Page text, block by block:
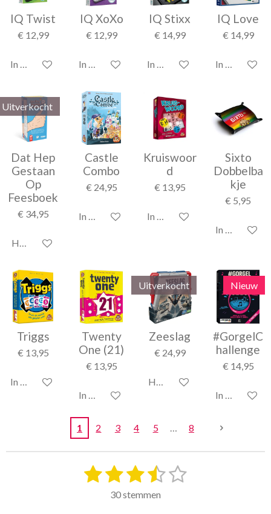
IQ Twist
€ 12,99
In winkelwagen
IQ XoXo
€ 12,99
In winkelwagen
IQ Stixx
€ 14,99
In winkelwagen
IQ Love
€ 14,99
In
Uitverkocht
Dat Hep
Gestaan
Op
Feesboek
€ 34,95
Houd mij op de hoogte
Castle
Combo
€ 24,95
In winkelwagen
Kruiswoor
d
€ 13,95
In winkelwagen
Sixto
Dobbelba
kje
€ 5,95
In
Triggs
€ 13,95
In winkelwagen
Twenty
One (21)
€ 13,95
In winkelwagen
Uitverkocht
Zeeslag
€ 24,99
Houd mij op de hoogte
Nieuw
#GorgelC
hallenge
€ 14,95
In
1 2 3 4 5 8
1 2
s
3
s
4
s
5
30 stemmen